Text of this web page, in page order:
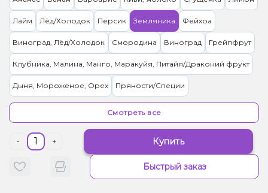
Лайм Лёд/Холодок Персик Земляника Фейхоа
Виноград, Лёд/Холодок Смородина Виноград Грейпфрут
Клубника, Малина, Манго, Маракуйя, Питайя/Драконий фрукт
Дыня, Мороженое, Орех Пряности/Специи
Дыня Квас Малина
Грейпфрут, Клубника, Малина
Конфеты, Яблоко Клубника, Конфеты, Сливки/Крем
Смотреть все
- + Купить
Быстрый заказ